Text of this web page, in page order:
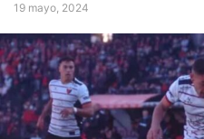
19 mayo, 2024